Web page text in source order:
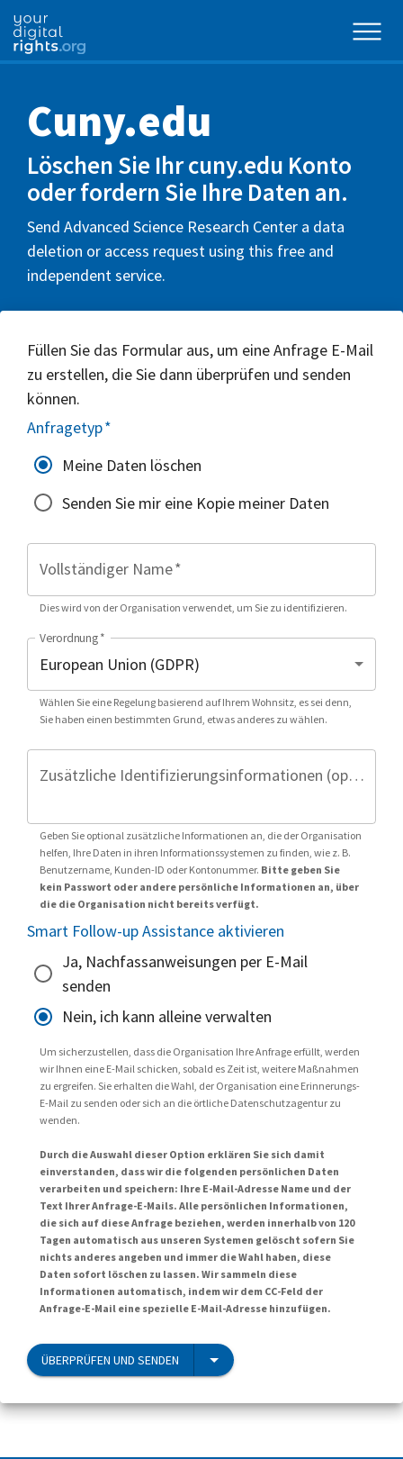
Cuny.edu
Löschen Sie Ihr cuny.edu Konto
oder fordern Sie Ihre Daten an.
Send Advanced Science Research Center a data
deletion or access request using this free and
independent service.
Füllen Sie das Formular aus, um eine Anfrage E-Mail
zu erstellen, die Sie dann überprüfen und senden
können.
Anfragetyp*
Meine Daten löschen
Senden Sie mir eine Kopie meiner Daten
Vollständiger Name*
Dies wird von der Organisation verwendet, um Sie zu identifizieren.
Verordnung*
Wählen Sie eine Regelung basierend auf Ihrem Wohnsitz, es sei denn,
Sie haben einen bestimmten Grund, etwas anderes zu wählen.
Zusätzliche Identifizierungsinformationen (optional)
Geben Sie optional zusätzliche Informationen an, die der Organisation
helfen, Ihre Daten in ihren Informationssystemen zu finden, wie z. B.
Benutzername, Kunden-ID oder Kontonummer. Bitte geben Sie
kein Passwort oder andere persönliche Informationen an, über
die die Organisation nicht bereits verfügt.
Smart Follow-up Assistance aktivieren
Ja, Nachfassanweisungen per E-Mail
senden
Nein, ich kann alleine verwalten
Um sicherzustellen, dass die Organisation Ihre Anfrage erfüllt, werden
wir Ihnen eine E-Mail schicken, sobald es Zeit ist, weitere Maßnahmen
zu ergreifen. Sie erhalten die Wahl, der Organisation eine Erinnerungs-
E-Mail zu senden oder sich an die örtliche Datenschutzagentur zu
wenden.
Durch die Auswahl dieser Option erklären Sie sich damit
einverstanden, dass wir die folgenden persönlichen Daten
verarbeiten und speichern: Ihre E-Mail-Adresse Name und der
Text Ihrer Anfrage-E-Mails. Alle persönlichen Informationen,
die sich auf diese Anfrage beziehen, werden innerhalb von 120
Tagen automatisch aus unseren Systemen gelöscht sofern Sie
nichts anderes angeben und immer die Wahl haben, diese
Daten sofort löschen zu lassen. Wir sammeln diese
Informationen automatisch, indem wir dem CC-Feld der
Anfrage-E-Mail eine spezielle E-Mail-Adresse hinzufügen.
ÜBERPRÜFEN UND SENDEN